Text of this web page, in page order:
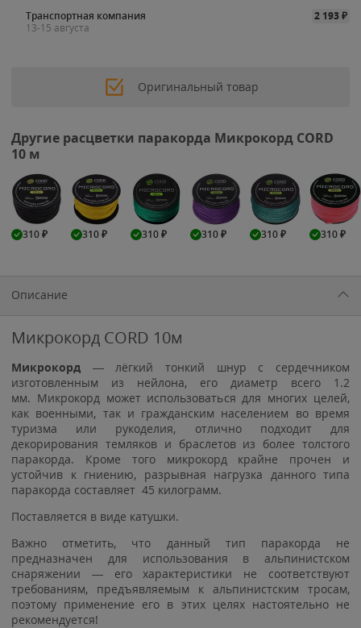
Транспортная компания
2 193₽
13-15 августа
Оригинальный товар
Другие расцветки паракорда Микрокорд CORD
10 м
310₽ 310₽ 310₽ 310₽ 310₽ 310₽
Описание
Микрокорд CORD 10м
Микрокорд — лёгкий тонкий шнур с сердечником
изготовленным из нейлона, его диаметр всего 1.2
мм. Микрокорд может использоваться для многих целей,
как военными, так и гражданским населением во время
туризма или рукоделия, отлично подходит для
декорирования темляков и браслетов из более толстого
паракорда. Кроме того микрокорд крайне прочен и
устойчив к гниению, разрывная нагрузка данного типа
паракорда составляет 45 килограмм.
Поставляется в виде катушки.
Важно отметить, что данный тип паракорда не
предназначен для использования в альпинистском
снаряжении — его характеристики не соответствуют
требованиям, предъявляемым к альпинистским тросам,
поэтому применение его в этих целях настоятельно не
рекомендуется!